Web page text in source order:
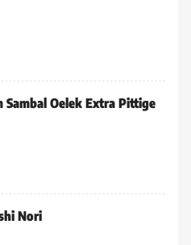
Sambal Oelek Extra Pittige
Nori